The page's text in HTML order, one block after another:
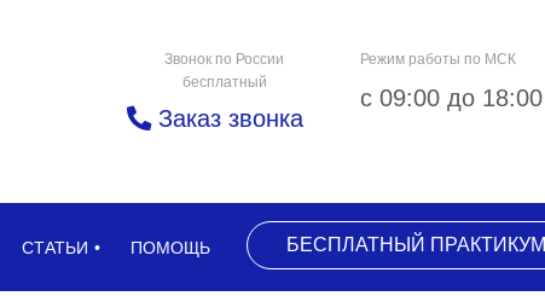
Звонок по России
бесплатный
Заказ звонка
Режим работы по МСК
с 09:00 до 18:00
СТАТЬИ ПОМОЩЬ БЕСПЛАТНЫЙ ПРАКТИКУМ